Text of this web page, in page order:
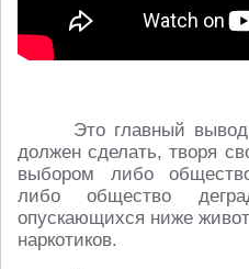
Это главный
должен сделать, творя
выбором либо
либо общество
опускающихся ниже
наркотиков.